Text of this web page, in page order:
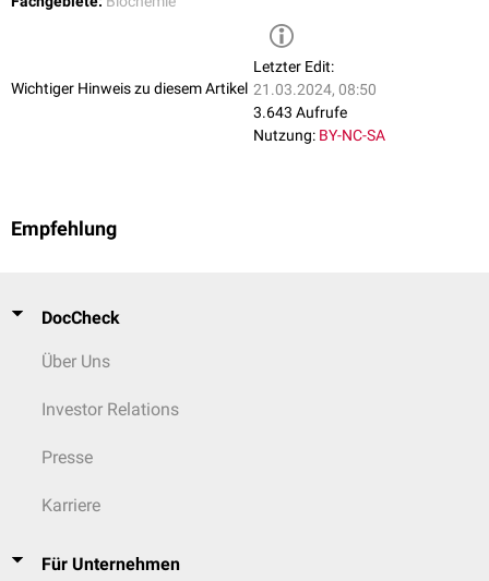
Wichtiger Hinweis zu diesem Artikel
Letzter Edit:
21.03.2024, 08:50
3.643 Aufrufe
Nutzung: BY-NC-SA
Empfehlung
DocCheck
Über Uns
Investor Relations
Presse
Karriere
Für Unternehmen